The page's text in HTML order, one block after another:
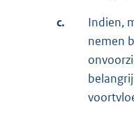
c.
Indien,
nemen